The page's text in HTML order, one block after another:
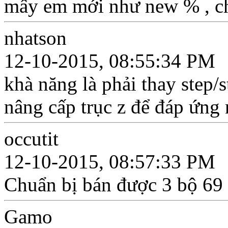
mấy em mới như new % ,
nhatson
12-10-2015, 08:55:34 PM
khà năng là phải thay step/
nâng cấp trục z để đáp
occutit
12-10-2015, 08:57:33 PM
Chuẩn bị bán được 3 bộ 69
Gamo